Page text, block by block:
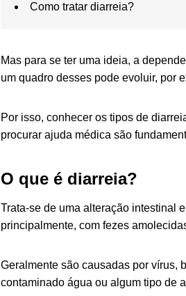
Como tratar diarreia?
Mas para se ter uma ideia, a
um quadro desses pode evoluir, por
Por isso, conhecer os tipos de
procurar ajuda médica são
O que é diarreia?
Trata-se de uma alteração intestinal
principalmente, com fezes
Geralmente são causadas por vírus,
contaminado água ou algum tipo de